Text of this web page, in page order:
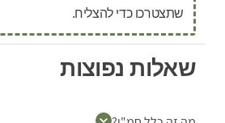
שתצטרכו כדי להצליח.
שאלות נפוצות